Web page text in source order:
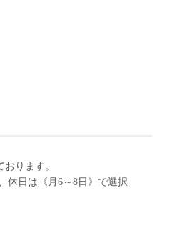
ります。
休日は《月6～8日》で選択